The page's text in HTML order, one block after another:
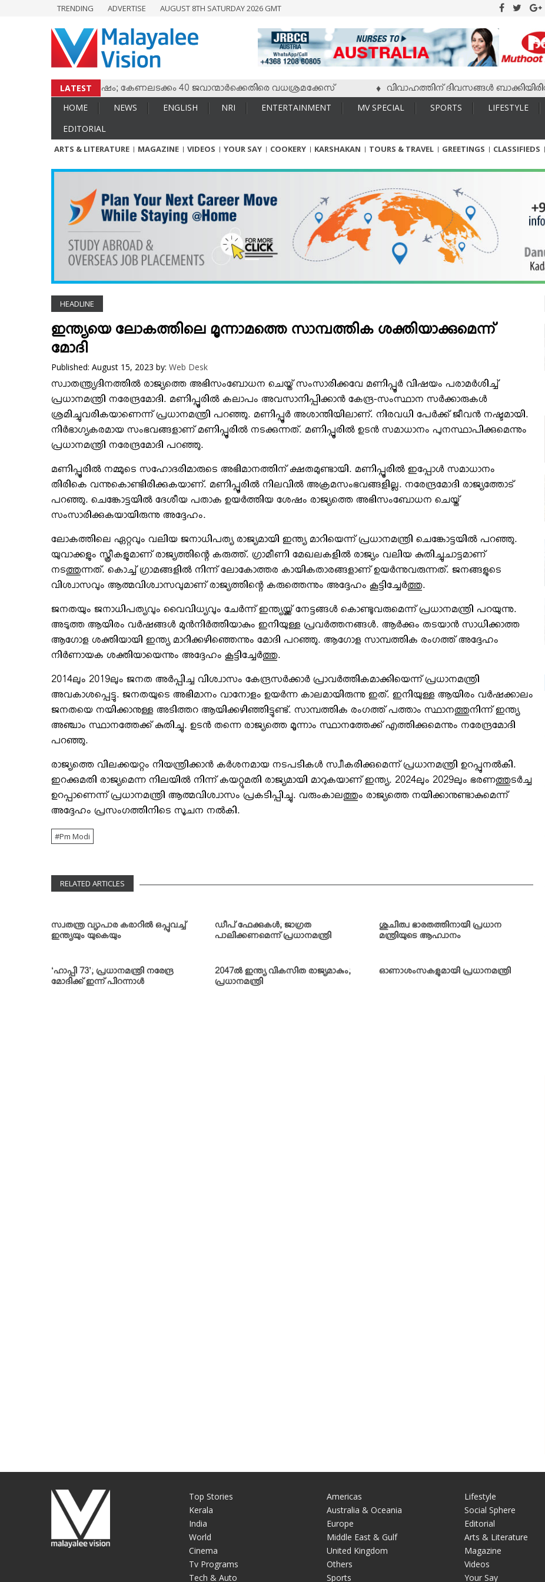
ENTERTAINMENT
TECH & AUTO
ARTS & LITERATURE
TOURS & TRAVEL
TRENDING ADVERTISE AUGUST 8TH SATURDAY 2026 GMT
LATEST
തമ്മില്‍ സംഘര്‍ഷം; കേണലടക്കം 40 ജവാന്മാര്‍ക്കെതിരെ വധശ്രമക്കേസ് വിവാഹത്തിന് ദിവസങ്ങള്‍
HOME NEWS ENGLISH NRI ENTERTAINMENT MV SPECIAL SPORTS LIFESTYLE
EDITORIAL
ARTS & LITERATURE MAGAZINE VIDEOS YOUR SAY COOKERY KARSHAKAN TOURS & TRAVEL GREETINGS CLASSIFIEDS
HEADLINE
ഇന്ത്യയെ ലോകത്തിലെ മൂന്നാമത്തെ സാമ്പത്തിക ശക്തിയാക്കുമെന്ന്
മോദി
Published: August 15, 2023 by: Web Desk
സ്വാതന്ത്ര്യദിനത്തില്‍ രാജ്യത്തെ അഭിസംബോധന ചെയ്ത് സംസാരിക്കവേ മണിപ്പൂര്‍ വിഷയം പരാമര്‍ശിച്ച്
പ്രധാനമന്ത്രി നരേന്ദ്രമോദി. മണിപ്പൂരില്‍ കലാപം അവസാനിപ്പിക്കാന്‍ കേന്ദ്ര-സംസ്ഥാന സര്‍ക്കാരുകള്‍
ശ്രമിച്ചുവരികയാണെന്ന് പ്രധാനമന്ത്രി പറഞ്ഞു. മണിപ്പൂര്‍ അശാന്തിയിലാണ്. നിരവധി പേര്‍ക്ക് ജീവന്‍ നഷ്ടമായി.
നിര്‍ഭാഗ്യകരമായ സംഭവങ്ങളാണ് മണിപ്പൂരില്‍ നടക്കുന്നത്. മണിപ്പൂരില്‍ ഉടന്‍ സമാധാനം പുനസ്ഥാപിക്കുമെന്നും
പ്രധാനമന്ത്രി നരേന്ദ്രമോദി പറഞ്ഞു.
മണിപ്പൂരില്‍ നമ്മുടെ സഹോദരിമാരുടെ അഭിമാനത്തിന് ക്ഷതമുണ്ടായി. മണിപ്പൂരില്‍ ഇപ്പോള്‍ സമാധാനം
തിരികെ വന്നുകൊണ്ടിരിക്കുകയാണ്. മണിപ്പൂരില്‍ നിലവില്‍ അക്രമസംഭവങ്ങളില്ല. നരേന്ദ്രമോദി രാജ്യത്തോട്
പറഞ്ഞു. ചെങ്കോട്ടയില്‍ ദേശീയ പതാക ഉയര്‍ത്തിയ ശേഷം രാജ്യത്തെ അഭിസംബോധന ചെയ്ത്
സംസാരിക്കുകയായിരുന്നു അദ്ദേഹം.
ലോകത്തിലെ ഏറ്റവും വലിയ ജനാധിപത്യ രാജ്യമായി ഇന്ത്യ മാറിയെന്ന് പ്രധാനമന്ത്രി ചെങ്കോട്ടയില്‍ പറഞ്ഞു.
യുവാക്കളും സ്ത്രീകളുമാണ് രാജ്യത്തിന്റെ കരുത്ത്. ഗ്രാമീണി മേഖലകളില്‍ രാജ്യം വലിയ കുതിച്ചുചാട്ടമാണ്
നടത്തുന്നത്. കൊച്ച് ഗ്രാമങ്ങളില്‍ നിന്ന് ലോകോത്തര കായികതാരങ്ങളാണ് ഉയര്‍ന്നുവരുന്നത്. ജനങ്ങളുടെ
വിശ്വാസവും ആത്മവിശ്വാസവുമാണ് രാജ്യത്തിന്റെ കരുത്തെന്നും അദ്ദേഹം കൂട്ടിച്ചേര്‍ത്തു.
ജനതയും ജനാധിപത്യവും വൈവിധ്യവും ചേര്‍ന്ന് ഇന്ത്യയ്ക്ക് നേട്ടങ്ങള്‍ കൊണ്ടുവരുമെന്ന് പ്രധാനമന്ത്രി പറയുന്നു.
അടുത്ത ആയിരം വര്‍ഷങ്ങള്‍ മുന്‍നിര്‍ത്തിയാകും ഇനിയുള്ള പ്രവര്‍ത്തനങ്ങള്‍. ആര്‍ക്കും തടയാന്‍ സാധിക്കാത്ത
ആഗോള ശക്തിയായി ഇന്ത്യ മാറിക്കഴിഞ്ഞെന്നും മോദി പറഞ്ഞു. ആഗോള സാമ്പത്തിക രംഗത്ത് അദ്ദേഹം
നിര്‍ണായക ശക്തിയായെന്നും അദ്ദേഹം കൂട്ടിച്ചേര്‍ത്തു.
2014ലും 2019ലും ജനത അര്‍പ്പിച്ച വിശ്വാസം കേന്ദ്രസര്‍ക്കാര്‍ പ്രാവര്‍ത്തികമാക്കിയെന്ന് പ്രധാനമന്ത്രി
അവകാശപ്പെട്ടു. ജനതയുടെ അഭിമാനം വാനോളം ഉയര്‍ന്ന കാലമായിരുന്നു ഇത്. ഇനിയുള്ള ആയിരം വര്‍ഷക്കാലം
ജനതയെ നയിക്കാനുള്ള അടിത്തറ ആയിക്കഴിഞ്ഞിട്ടുണ്ട്. സാമ്പത്തിക രംഗത്ത് പത്താം സ്ഥാനത്തുനിന്ന് ഇന്ത്യ
അഞ്ചാം സ്ഥാനത്തേക്ക് കുതിച്ചു. ഉടന്‍ തന്നെ രാജ്യത്തെ മൂന്നാം സ്ഥാനത്തേക്ക് എത്തിക്കുമെന്നും നരേന്ദ്രമോദി
പറഞ്ഞു.
രാജ്യത്തെ വിലക്കയറ്റം നിയന്ത്രിക്കാന്‍ കര്‍ശനമായ നടപടികള്‍ സ്വീകരിക്കുമെന്ന് പ്രധാനമന്ത്രി ഉറപ്പുനല്‍കി.
ഇറക്കുമതി രാജ്യമെന്ന നിലയില്‍ നിന്ന് കയറ്റുമതി രാജ്യമായി മാറുകയാണ് ഇന്ത്യ. 2024ലും 2029ലും ഭരണത്തുടര്‍ച്ച
ഉറപ്പാണെന്ന് പ്രധാനമന്ത്രി ആത്മവിശ്വാസം പ്രകടിപ്പിച്ചു. വരുംകാലത്തും രാജ്യത്തെ നയിക്കാനുണ്ടാകുമെന്ന്
അദ്ദേഹം പ്രസംഗത്തിനിടെ സൂചന നല്‍കി.
Pm Modi
RELATED ARTICLES
സ്വതന്ത്ര വ്യാപാര കരാറില്‍ ഒപ്പുവച്ച്
ഇന്ത്യയും യുകെയും
ഡീപ് ഫേക്കുകള്‍; ജാഗ്രത
പാലിക്കണമെന്ന് പ്രധാനമന്ത്രി
ശുചിത്വ ഭാരതത്തിനായി പ്രധാന
മന്ത്രിയുടെ ആഹ്വാനം
‘ഹാപ്പി 73’; പ്രധാനമന്ത്രി നരേന്ദ്ര
മോദിക്ക് ഇന്ന് പിറന്നാള്‍
2047ല്‍ ഇന്ത്യ വികസിത രാജ്യമാകും;
പ്രധാനമന്ത്രി
ഓണാശംസകളുമായി പ്രധാനമന്ത്രി
Top Stories
Kerala
India
World
Cinema
Tv Programs
Tech & Auto
Americas
Australia & Oceania
Europe
Middle East & Gulf
United Kingdom
Others
Sports
Lifestyle
Social Sphere
Editorial
Arts & Literature
Magazine
Videos
Your Say